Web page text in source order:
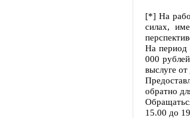
[*] На
силах,
На период
000
выслуге
обратно
15.00 до